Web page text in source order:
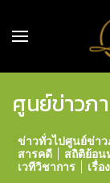
ศูนย์ข่าวภ
ข่าวทั่วไปศูนย์ข่าว
สารคดี
สถิติย้อน
เวทีวิชาการ
เรื่อ